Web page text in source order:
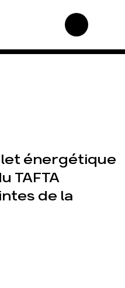
Mode : une tendance
destructrice
Gaz au Mozambique,
énergétique
TAFTA
de la